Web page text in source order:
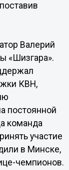
Валерий
«Шизгара».
КВН,
постоянной
команда
участие
в Минске,
чемпионов.